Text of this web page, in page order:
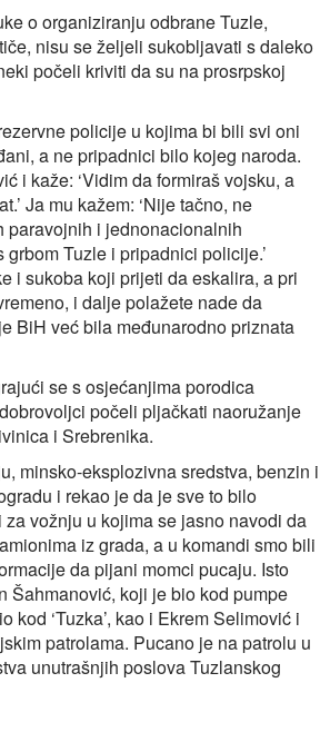
o organiziranju odbrane Tuzle,
nisu se željeli sukobljavati s daleko
počeli kriviti da su na prosrpskoj
policije u kojima bi bili svi oni
a ne pripadnici bilo kojeg naroda.
i kaže: ‘Vidim da formiraš vojsku, a
Ja mu kažem: ‘Nije tačno, ne
paravojnih i jednonacionalnih
Tuzle i pripadnici policije.’
i sukoba koji prijeti da eskalira, a pri
i dalje polažete nade da
BiH već bila međunarodno priznata
se s osjećanjima porodica
počeli pljačkati naoružanje
i Srebrenika.
minsko-eksplozivna sredstva, benzin i
i rekao je da je sve to bilo
vožnju u kojima se jasno navodi da
iz grada, a u komandi smo bili
da pijani momci pucaju. Isto
Šahmanović, koji je bio kod pumpe
kod ‘Tuzka’, kao i Ekrem Selimović i
patrolama. Pucano je na patrolu u
unutrašnjih poslova Tuzlanskog